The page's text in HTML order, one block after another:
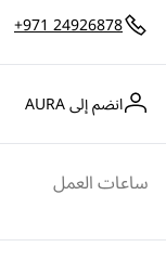
+971 24926878
انضم إلى AURA
ساعات العمل